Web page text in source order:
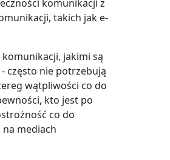
komunikacji z
takich jak e-
jakimi są
często nie potrzebują
wątpliwości co do
kto jest po
co do
mediach